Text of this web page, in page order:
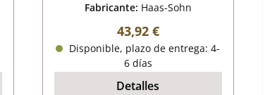
Fabricante: Haas-Sohn
Precio normal:
43,92 €
Disponible, plazo de entrega: 4-
6 días
Detalles